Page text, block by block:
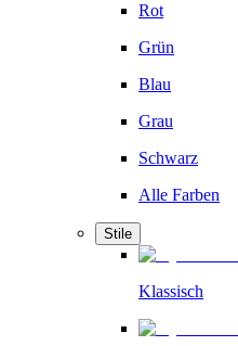
Rot
Grün
Blau
Grau
Schwarz
Alle Farben
Stile
Klassisch